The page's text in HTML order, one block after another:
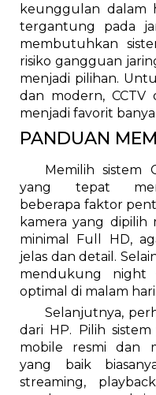
keunggulan dalam
tergantung pada
membutuhkan
risiko gangguan
menjadi pilihan.
dan modern,
menjadi favorit
PANDUAN
Memilih sistem
yang tepat
beberapa faktor
kamera yang
minimal Full HD,
jelas dan detail.
mendukung night
optimal di malam hari.
Selanjutnya,
dari HP. Pilih
mobile resmi dan
yang baik
streaming,